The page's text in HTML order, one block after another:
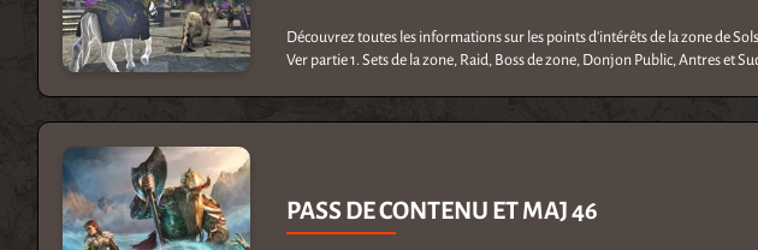
Découvrez toutes les informations sur les points d'intérêts de la zone de
Ver partie 1. Sets de la zone, Raid, Boss de zone, Donjon Public, Antres et
PASS DE CONTENU ET MAJ 46